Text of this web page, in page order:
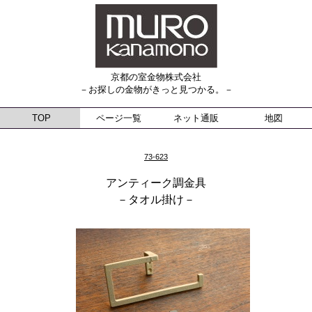
京都の室金物株式会社
－お探しの金物がきっと見つかる。－
TOP ページ一覧 ネット通販 地図
73-623
アンティーク調金具
－タオル掛け－